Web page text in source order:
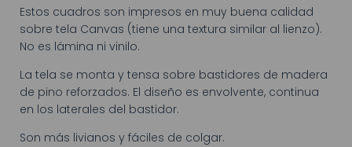
Estos cuadros son impresos en muy buena calidad
sobre tela Canvas (tiene una textura similar al lienzo).
No es lámina ni vinilo.
La tela se monta y tensa sobre bastidores de madera
de pino reforzados. El diseño es envolvente, continua
en los laterales del bastidor.
Son más livianos y fáciles de colgar.